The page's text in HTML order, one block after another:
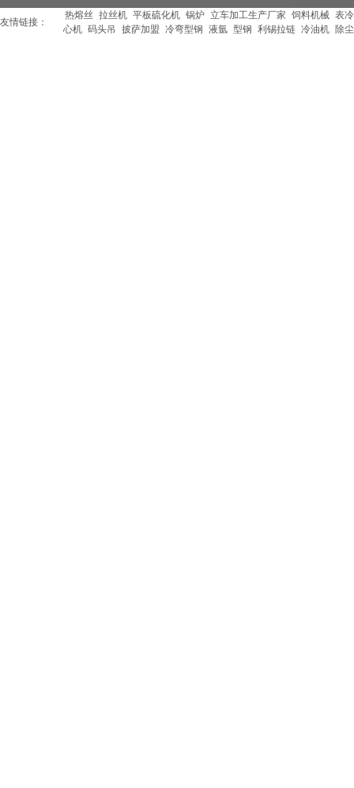
友情链接：
热熔丝 拉丝机 平板硫化机 锅炉 立车加工生产厂家 饲料机械 表
心机 码头吊 披萨加盟 冷弯型钢 液氩 型钢 利锡拉链 冷油机 除